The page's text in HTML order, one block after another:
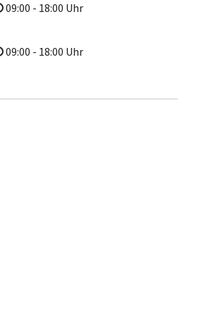
09:00 - 18:00 Uhr
09:00 - 18:00 Uhr